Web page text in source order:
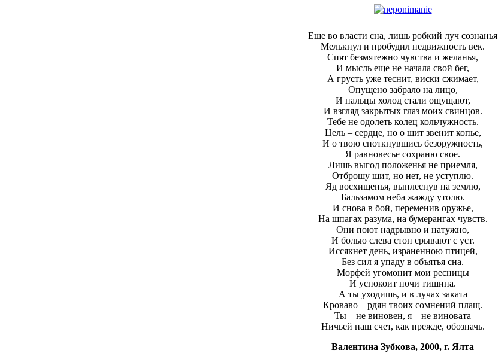
Еще во власти сна, лишь робкий луч сознанья
Мелькнул и пробудил недвижность век.
Спят безмятежно чувства и желанья,
И мысль еще не начала свой бег,
А грусть уже теснит, виски сжимает,
Опущено забрало на лицо,
И пальцы холод стали ощущают,
И взгляд закрытыхглаз моих свинцов.
Тебе не одолеть колец кольчужность.
Цель – сердце, но о щит звенит копье,
И о твою споткнувшись безоружность,
Я равновесье сохраню свое.
Лишь выгод положенья не приемля,
Отброшу щит, но нет, не уступлю.
Яд восхищенья, выплеснув на землю,
Бальзамом неба жажду утолю.
И снова в бой, переменив оружье,
На шпагах разума, на бумерангах чувств.
Они поют надрывно и натужно,
И болью слева стон срывают с уст.
Иссякнет день, израненною птицей,
Без сил я упаду в объятья сна.
Морфей угомонит мои ресницы
И успокоит ночи тишина.
А ты уходишь, и в лучах заката
Кроваво – рдян твоих сомнений плащ.
Ты – не виновен, я – не виновата
Ничьей наш счет, как прежде, обозначь.
Валентина Зубкова, 2000, г. Ялта